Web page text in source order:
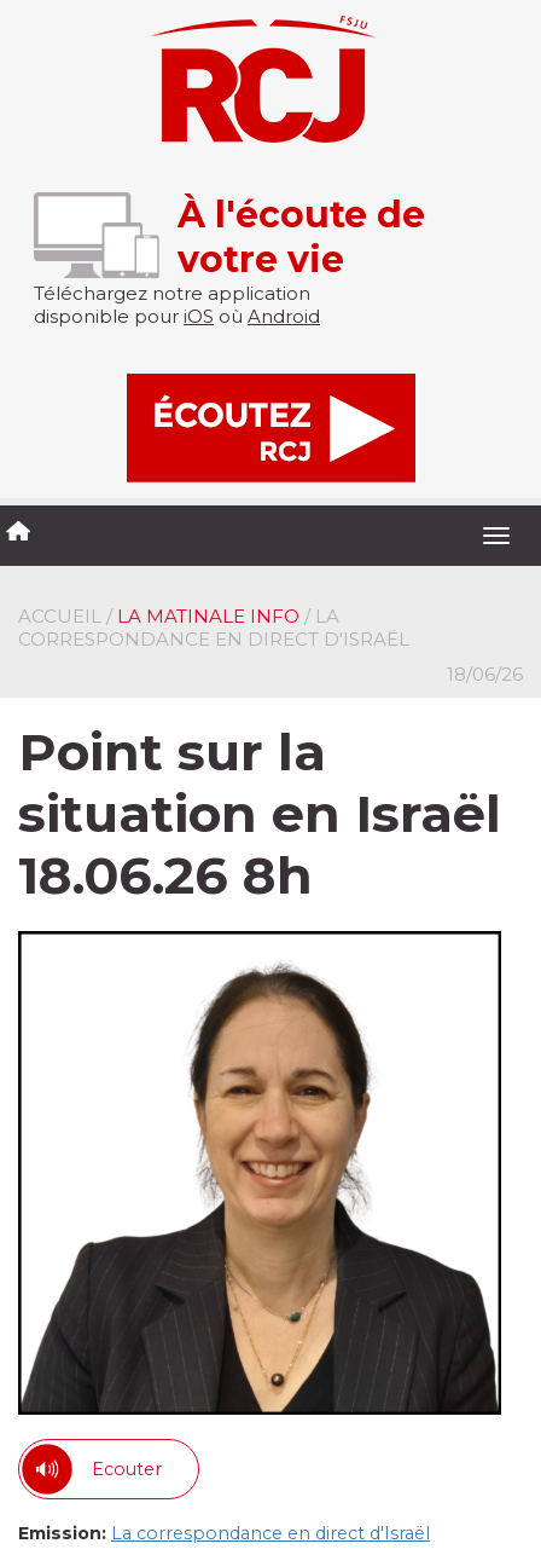
À l'écoute de
votre vie
Téléchargez notre application
disponible pour iOS où Android
ACCUEIL / LA MATINALE INFO / LA
CORRESPONDANCE EN DIRECT D'ISRAËL
18/06/26
Point sur la
situation en Israël
18.06.26 8h
Ecouter
Emission: La correspondance en direct d'Israël